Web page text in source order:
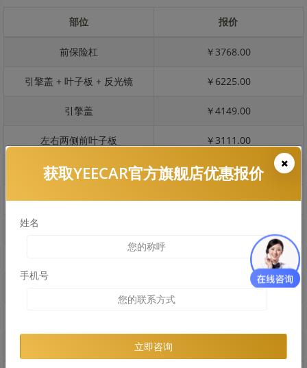
部位 报价
前保险杠 ￥3768.00
引擎盖 + 叶子板 + 反光镜 ￥6225.00
引擎盖 ￥4149.00
左右两侧前叶子板 ￥3111.00
反光镜 ￥621.00
后保险杠 ￥2834.00
￥1493.00
￥2584.00
获取YEECAR官方旗舰店优惠报价
姓名
手机号
立即咨询